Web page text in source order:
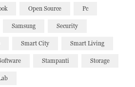
Open Source Pc
Samsung Security
Smart City Smart Living
Stampanti Storage